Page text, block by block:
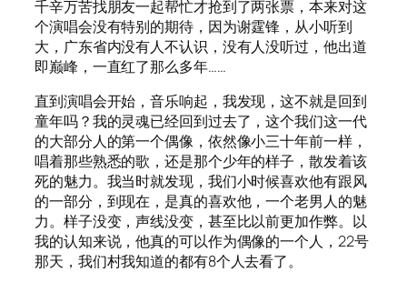
千辛万苦找朋友一起帮忙才抢到了两张票，本来对这
个演唱会没有特别的期待，因为谢霆锋，从小听到
大，广东省内没有人不认识，没有人没听过，他出道
即巅峰，一直红了那么多年……
直到演唱会开始，音乐响起，我发现，这不就是回到
童年吗？我的灵魂已经回到过去了，这个我们这一代
的大部分人的第一个偶像，依然像小三十年前一样，
唱着那些熟悉的歌，还是那个少年的样子，散发着该
死的魅力。我当时就发现，我们小时候喜欢他有跟风
的一部分，到现在，是真的喜欢他，一个老男人的魅
力。样子没变，声线没变，甚至比以前更加作弊。以
我的认知来说，他真的可以作为偶像的一个人，22号
那天，我们村我知道的都有8个人去看了。